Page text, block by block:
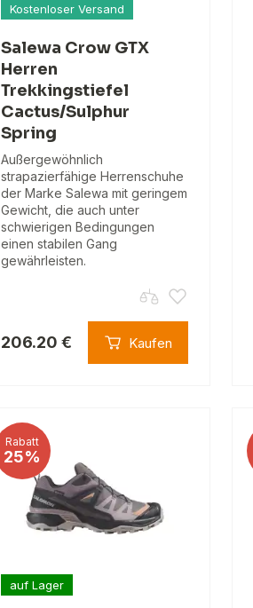
Kostenloser Versand
Salewa Crow GTX
Herren
Trekkingstiefel
Cactus/Sulphur
Spring
Außergewöhnlich
strapazierfähige Herrenschuhe
der Marke Salewa mit geringem
Gewicht, die auch unter
schwierigen Bedingungen
einen stabilen Gang
gewährleisten.
206.20 € Kaufen
Rabatt
25%
auf Lager